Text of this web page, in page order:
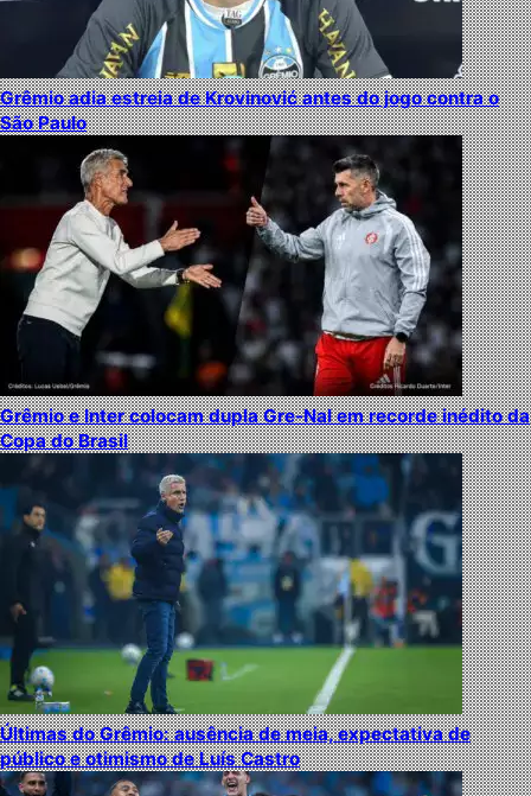
Grêmio adia estreia de Krovinović antes do jogo contra o
São Paulo
Grêmio e Inter colocam dupla Gre-Nal em recorde inédito da
Copa do Brasil
Últimas do Grêmio: ausência de meia, expectativa de
público e otimismo de Luís Castro